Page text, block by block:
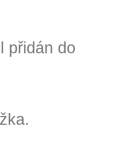
přidán do